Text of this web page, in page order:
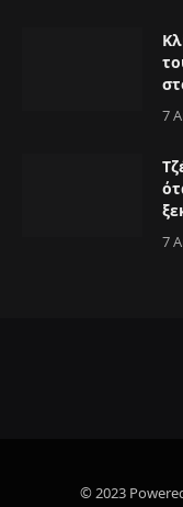
7
7
© 2023